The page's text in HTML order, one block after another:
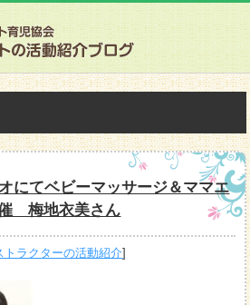
にてベビーマッサージ＆ママエ
梅地衣美さん
トラクターの活動紹介]